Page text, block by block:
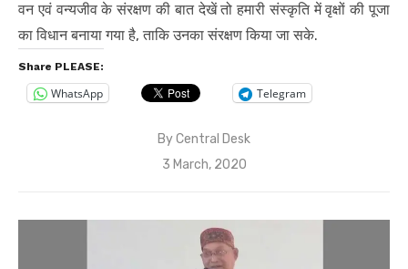
वन एवं वन्यजीव के संरक्षण की बात देखें तो हमारी संस्कृति में वृक्षों की पूजा
का विधान बनाया गया है, ताकि उनका संरक्षण किया जा सके.
Share PLEASE:
WhatsApp Telegram
ByCentral Desk
Posted
3 March, 2020